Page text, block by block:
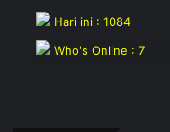
Hari ini : 1084
Who's Online : 7